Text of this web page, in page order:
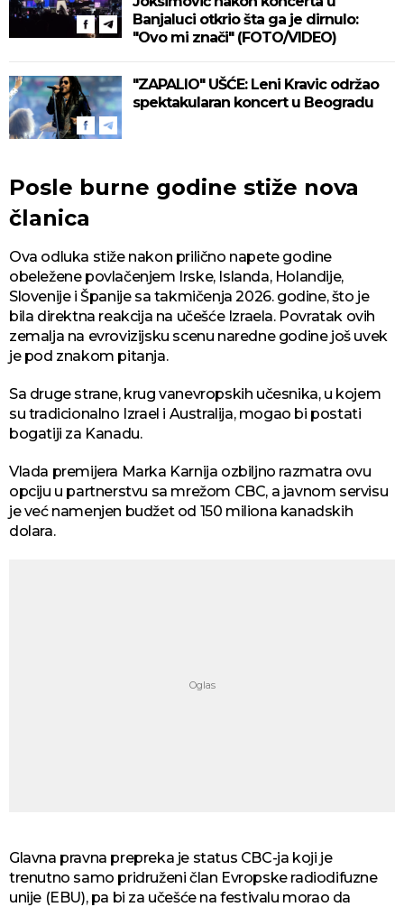
Banjaluci otkrio šta ga je dirnulo:
"Ovo mi znači" (FOTO/VIDEO)
"ZAPALIO" UŠĆE: Leni Kravic održao
spektakularan koncert u Beogradu
Posle burne godine stiže nova
članica
Ova odluka stiže nakon prilično napete godine
obeležene povlačenjem Irske, Islanda, Holandije,
Slovenije i Španije sa takmičenja 2026. godine, što je
bila direktna reakcija na učešće Izraela. Povratak ovih
zemalja na evrovizijsku scenu naredne godine još uvek
je pod znakom pitanja.
Sa druge strane, krug vanevropskih učesnika, u kojem
su tradicionalno Izrael i Australija, mogao bi postati
bogatiji za Kanadu.
Vlada premijera Marka Karnija ozbiljno razmatra ovu
opciju u partnerstvu sa mrežom CBC, a javnom servisu
je već namenjen budžet od 150 miliona kanadskih
dolara.
Glavna pravna prepreka je status CBC-ja koji je
trenutno samo pridruženi član Evropske radiodifuzne
unije (EBU), pa bi za učešće na festivalu morao da